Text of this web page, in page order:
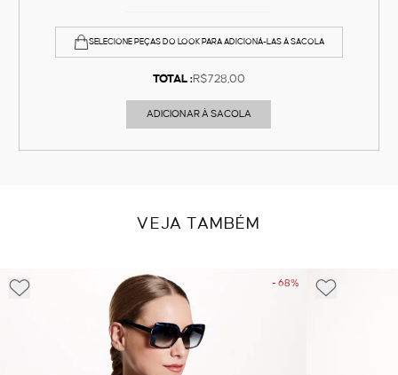
SELECIONE PEÇAS DO LOOK PARA ADICIONÁ-LAS À SACOLA
TOTAL :R$728,00
ADICIONAR À SACOLA
VEJA TAMBÉM
- 68%